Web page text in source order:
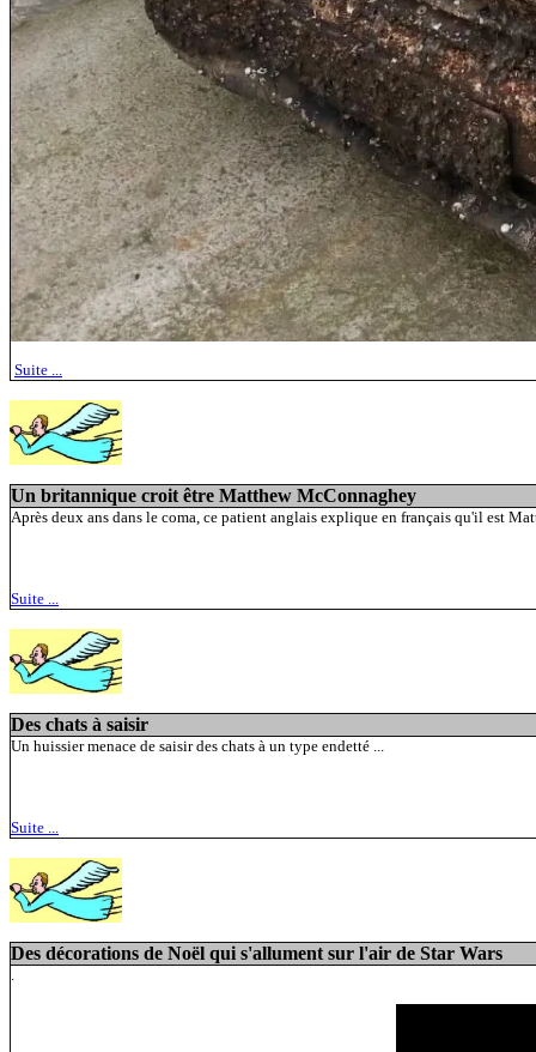
Suite ...
Un britannique croit être Matthew McConnaghey
Après deux ans dans le coma, ce patient anglais explique en français qu'il est
Suite ...
Des chats à saisir
Un huissier menace de saisir des chats à un type endetté ...
Suite ...
Des décorations de Noël qui s'allument sur l'air de Star Wars
.